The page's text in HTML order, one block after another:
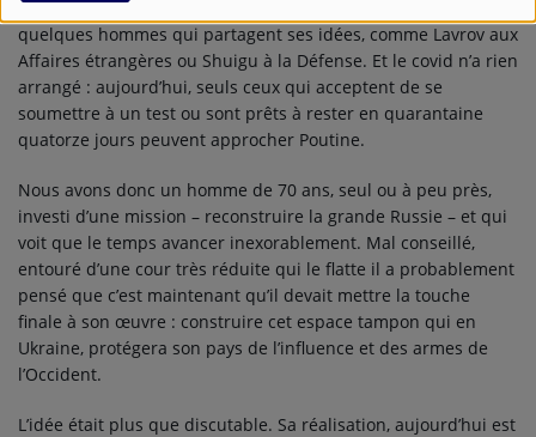
Mais chez lui aussi, il est isolé : son entourage se réduit à
quelques hommes qui partagent ses idées, comme Lavrov aux
Affaires étrangères ou Shuigu à la Défense. Et le covid n’a rien
arrangé : aujourd’hui, seuls ceux qui acceptent de se
soumettre à un test ou sont prêts à rester en quarantaine
quatorze jours peuvent approcher Poutine.
Nous avons donc un homme de 70 ans, seul ou à peu près,
investi d’une mission – reconstruire la grande Russie – et qui
voit que le temps avancer inexorablement. Mal conseillé,
entouré d’une cour très réduite qui le flatte il a probablement
pensé que c’est maintenant qu’il devait mettre la touche
finale à son œuvre : construire cet espace tampon qui en
Ukraine, protégera son pays de l’influence et des armes de
l’Occident.
L’idée était plus que discutable. Sa réalisation, aujourd’hui est